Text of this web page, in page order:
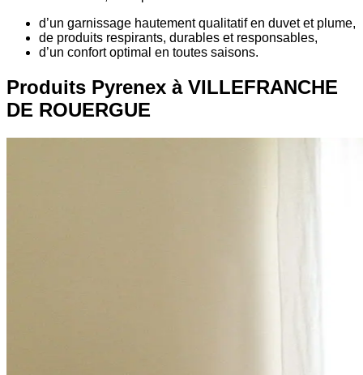
d’un garnissage hautement qualitatif en duvet et plume,
de produits respirants, durables et responsables,
d’un confort optimal en toutes saisons.
Produits Pyrenex à VILLEFRANCHE
DE ROUERGUE